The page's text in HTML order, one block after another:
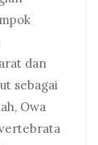
dan
sebagai
Owa